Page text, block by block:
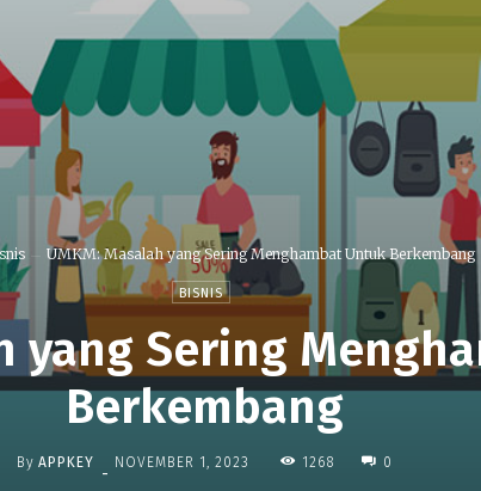
UMKM: Masalah yang Sering Menghambat Untuk Berkembang
BISNIS
yang Sering
Berkembang
By APPKEY - NOVEMBER 1, 2023 1268 0